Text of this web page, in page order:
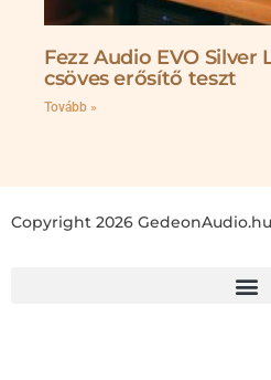
Fezz Audio EVO Silver
csöves erősítő teszt
Tovább »
Copyright 2026 GedeonAudio.hu